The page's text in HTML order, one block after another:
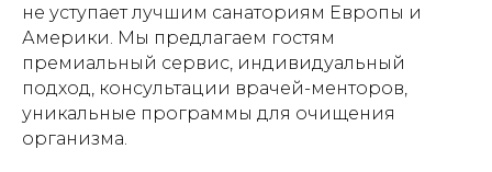
не уступает лучшим санаториям Европы и
Америки. Мы предлагаем гостям
премиальный сервис, индивидуальный
подход, консультации врачей-менторов,
уникальные программы для очищения
организма.